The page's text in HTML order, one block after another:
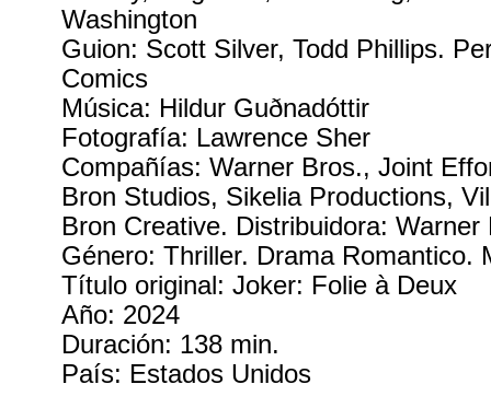
Washington
Guion: Scott Silver, Todd Phillips.
Comics
Música: Hildur Guðnadóttir
Fotografía: Lawrence Sher
Compañías: Warner Bros., Joint
Bron Studios, Sikelia Productions,
Bron Creative. Distribuidora: Warner
Género: Thriller. Drama Romantico.
Título original: Joker: Folie à Deux
Año: 2024
Duración: 138 min.
País: Estados Unidos